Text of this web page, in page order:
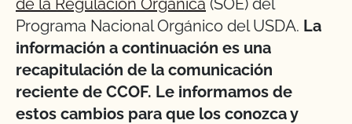
Programa Nacional Orgánico del USDA. La
información a continuación es una
recapitulación de la comunicación
reciente de CCOF. Le informamos de
estos cambios para que los conozca y